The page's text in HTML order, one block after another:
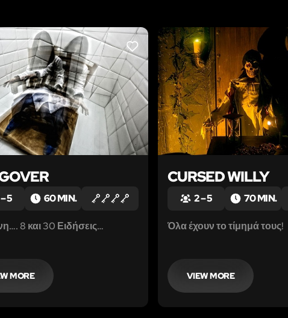
LIKE
5 60 MIN.
8 και 30 Ειδήσεις…
MORE
CURSED WILLY
2 – 5 70 MIN.
Όλα έχουν το τίμημά τους!
VIEW MORE